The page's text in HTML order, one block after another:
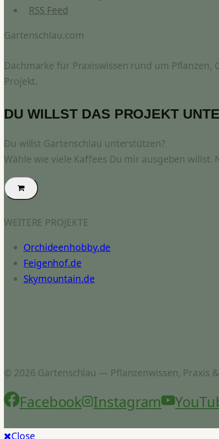
RSS Feed
Gartenschlau.com
Dachmarke für Praxiswissen rund um Pflanzen,
Projekt.
DU WILLST DAS PROJEKT
Du willst Gartenschlau unterstützen?
Wähle wie viele Kaffees Du mir ausgeben
WEITERE PROJEKTE
Orchideenhobby.de
Feigenhof.de
Skymountain.de
© 2026 Gartenschlau — Pflanzenwissen, Praxis
Facebook Instagram
Close